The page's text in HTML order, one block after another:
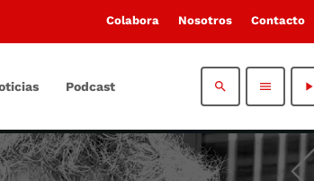
Colabora Nosotros Contacto
Podcast search menu play_arrow